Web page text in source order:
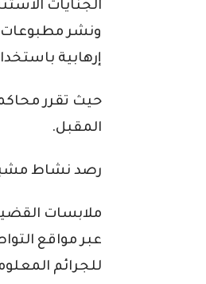
الجنايات
ونشر مطبوعات
إرهابية
المقبل.
رصد نشاط
ملابسات
عبر مواقع
للجرائم